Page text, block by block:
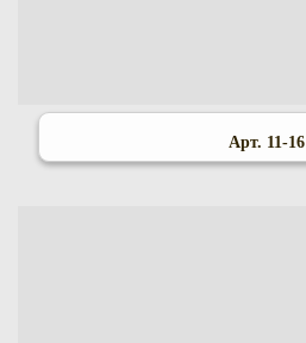
Арт. 11-16